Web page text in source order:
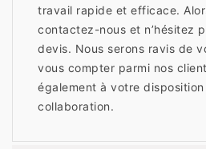
travail rapide et efficace.
contactez-nous et n’hésitez
devis. Nous serons ravis de
vous compter parmi nos
également à votre
collaboration.